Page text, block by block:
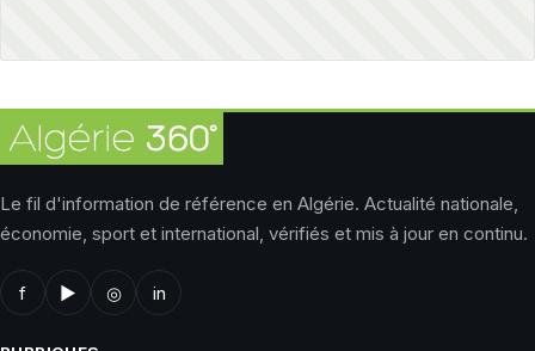
Le fil d'information de référence en Algérie. Actualité nationale,
économie, sport et international, vérifiés et mis à jour en continu.
f ▶ ◎ in